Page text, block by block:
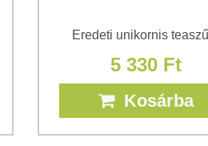
Eredeti unikornis
5 330 Ft
Kosárba